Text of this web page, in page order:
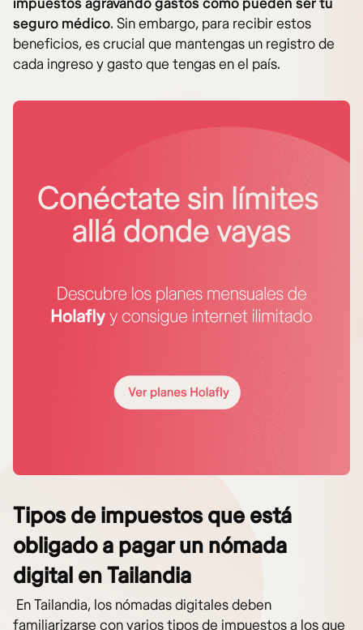
impuestos agravando gastos como pueden ser tu
seguro médico. Sin embargo, para recibir estos
beneficios, es crucial que mantengas un registro de
cada ingreso y gasto que tengas en el país.
Tipos de impuestos que está
obligado a pagar un nómada
digital en Tailandia
En Tailandia, los nómadas digitales deben
familiarizarse con varios tipos de impuestos a los que